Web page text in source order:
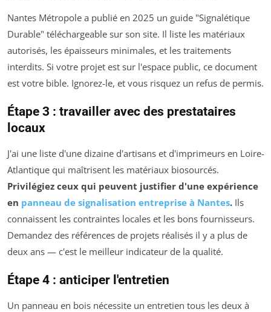
Nantes Métropole a publié en 2025 un guide "Signalétique
Durable" téléchargeable sur son site. Il liste les matériaux
autorisés, les épaisseurs minimales, et les traitements
interdits. Si votre projet est sur l'espace public, ce document
est votre bible. Ignorez-le, et vous risquez un refus de permis.
Étape 3 : travailler avec des prestataires
locaux
J'ai une liste d'une dizaine d'artisans et d'imprimeurs en Loire-
Atlantique qui maîtrisent les matériaux biosourcés.
Privilégiez ceux qui peuvent justifier d'une expérience
en panneau de signalisation entreprise à Nantes. Ils
connaissent les contraintes locales et les bons fournisseurs.
Demandez des références de projets réalisés il y a plus de
deux ans — c'est le meilleur indicateur de la qualité.
Étape 4 : anticiper l'entretien
Un panneau en bois nécessite un entretien tous les deux à